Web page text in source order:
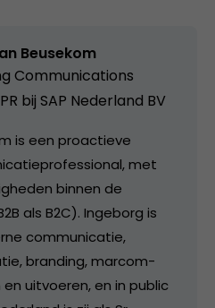
Beusekom
Communications
bij SAP Nederland BV
is een proactieve
met
binnen de
als B2C). Ingeborg is
communicatie,
branding, marcom-
uitvoeren, en in public